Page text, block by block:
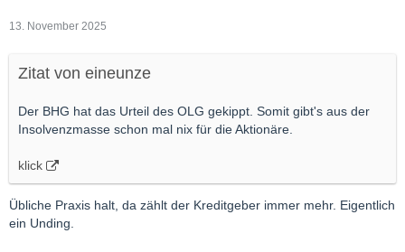
13. November 2025
Zitat von eineunze
Der BHG hat das Urteil des OLG gekippt. Somit gibt's aus der
Insolvenzmasse schon mal nix für die Aktionäre.
klick
Übliche Praxis halt, da zählt der Kreditgeber immer mehr. Eigentlich
ein Unding.